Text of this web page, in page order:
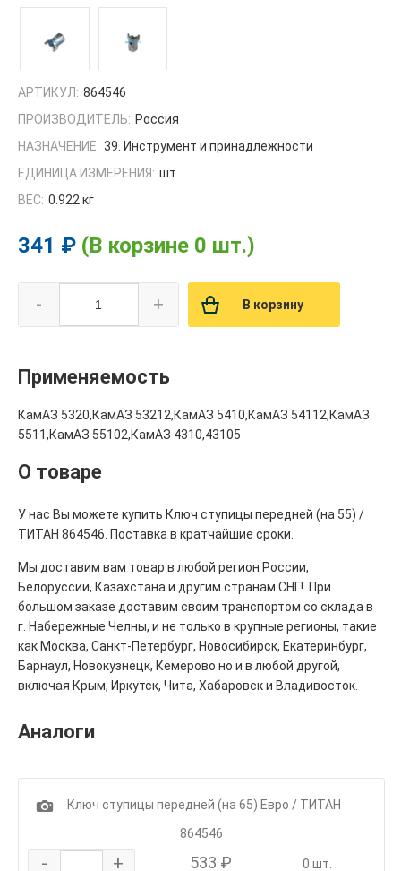
АРТИКУЛ: 864546
ПРОИЗВОДИТЕЛЬ: Россия
НАЗНАЧЕНИЕ: 39. Инструмент и принадлежности
ЕДИНИЦА ИЗМЕРЕНИЯ: шт
ВЕС: 0.922 кг
341 ₽ (В корзине 0 шт.)
- + В корзину
Применяемость
КамАЗ 5320,КамАЗ 53212,КамАЗ 5410,КамАЗ 54112,КамАЗ
5511,КамАЗ 55102,КамАЗ 4310,43105
О товаре
У нас Вы можете купить Ключ ступицы передней (на 55) /
ТИТАН 864546. Поставка в кратчайшие сроки.
Мы доставим вам товар в любой регион России,
Белоруссии, Казахстана и другим странам СНГ!. При
большом заказе доставим своим транспортом со склада в
г. Набережные Челны, и не только в крупные регионы, такие
как Москва, Санкт-Петербург, Новосибирск, Екатеринбург,
Барнаул, Новокузнецк, Кемерово но и в любой другой,
включая Крым, Иркутск, Чита, Хабаровск и Владивосток.
Аналоги
1
Ключ ступицы передней (на 65) Евро / ТИТАН
864546
- + 533 ₽ 0 шт.